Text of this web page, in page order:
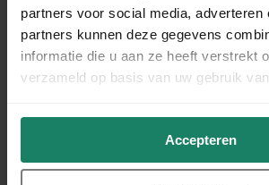
partners voor social media, adverteren
partners kunnen deze gegevens
informatie die u aan ze heeft verstrekt
verzameld op basis van uw gebruik
Accepteren